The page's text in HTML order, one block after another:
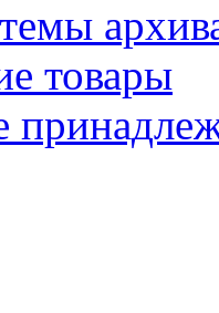
товары